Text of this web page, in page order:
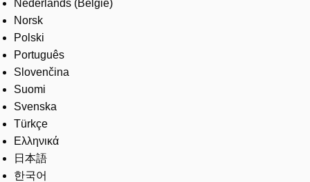
Nederlands (België)
Norsk
Polski
Português
Slovenčina
Suomi
Svenska
Türkçe
Ελληνικά
日本語
한국어